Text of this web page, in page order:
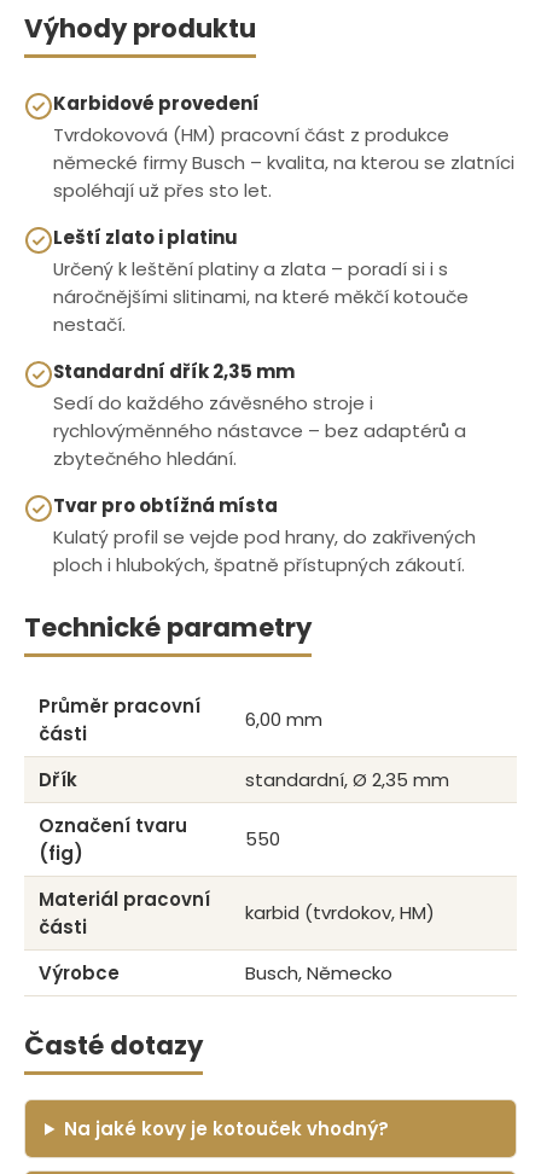
Výhody produktu
Karbidové provedení
Tvrdokovová (HM) pracovní část z produkce
německé firmy Busch – kvalita, na kterou se zlatníci
spoléhají už přes sto let.
Leští zlato i platinu
Určený k leštění platiny a zlata – poradí si i s
náročnějšími slitinami, na které měkčí kotouče
nestačí.
Standardní dřík 2,35 mm
Sedí do každého závěsného stroje i
rychlovýměnného nástavce – bez adaptérů a
zbytečného hledání.
Tvar pro obtížná místa
Kulatý profil se vejde pod hrany, do zakřivených
ploch i hlubokých, špatně přístupných zákoutí.
Technické parametry
Průměr pracovní
části
6,00 mm
Dřík
standardní, Ø 2,35 mm
Označení tvaru
(fig)
550
Materiál pracovní
části
karbid (tvrdokov, HM)
Výrobce Busch, Německo
Časté dotazy
Na jaké kovy je kotouček vhodný?